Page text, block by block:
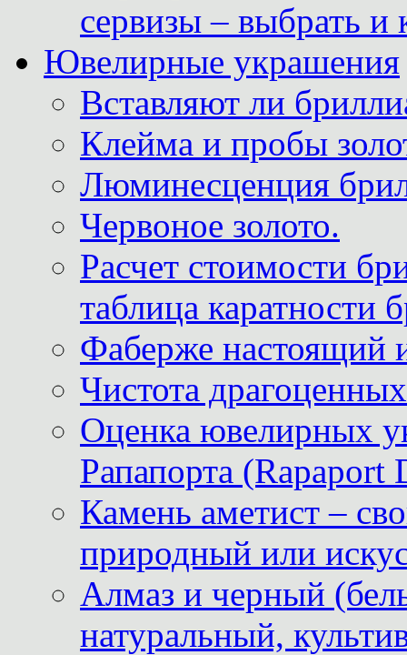
сервизы – выбрать и
Ювелирные украшения
Вставляют ли
Клейма и пробы
Люминесценция
Червоное золото.
Расчет стоимости
таблица каратности
Фаберже настоящий
Чистота
Оценка ювелирных
Рапапорта (Rapaport
Камень аметист –
природный или
Алмаз и черный
натуральный,